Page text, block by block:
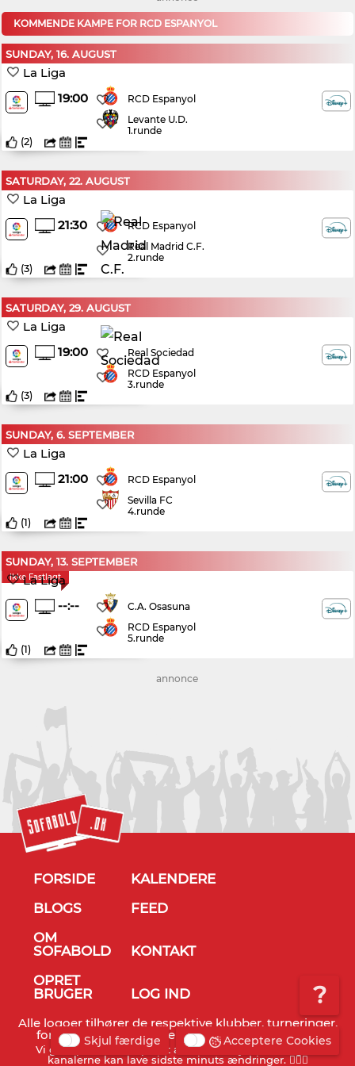
?
KOMMENDE KAMPE FOR RCD ESPANYOL
SUNDAY, 16. AUGUST
La Liga
19:00
RCD Espanyol
Levante U.D.
1.runde
(2)
SATURDAY, 22. AUGUST
La Liga
21:30
RCD Espanyol
Real Madrid C.F.
2.runde
(3)
SATURDAY, 29. AUGUST
La Liga
19:00
Real Sociedad
RCD Espanyol
3.runde
(3)
SUNDAY, 6. SEPTEMBER
La Liga
21:00
RCD Espanyol
Sevilla FC
4.runde
(1)
SUNDAY, 13. SEPTEMBER
Ikke Fastlagt
La Liga
--:--
C.A. Osasuna
RCD Espanyol
5.runde
(1)
annonce
FORSIDE
KALENDERE
BLOGS
FEED
OM
SOFABOLD
KONTAKT
OPRET
BRUGER
LOG IND
Alle logoer tilhører de respektive klubber, turneringer,
forbund og TV stationer - © Sofabold 2011-2026
Vi gør opmærksom på, at alt info er vejledende og TV
kanalerne kan lave sidste minuts ændringer. 🤷🏻‍♂️
Skjul færdige Acceptere Cookies